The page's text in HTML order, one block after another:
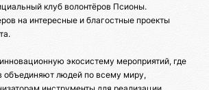
клуб волонтёров Псионы.
на интересные и благостные проекты
экосистему мероприятий, где
объединяют людей по всему миру,